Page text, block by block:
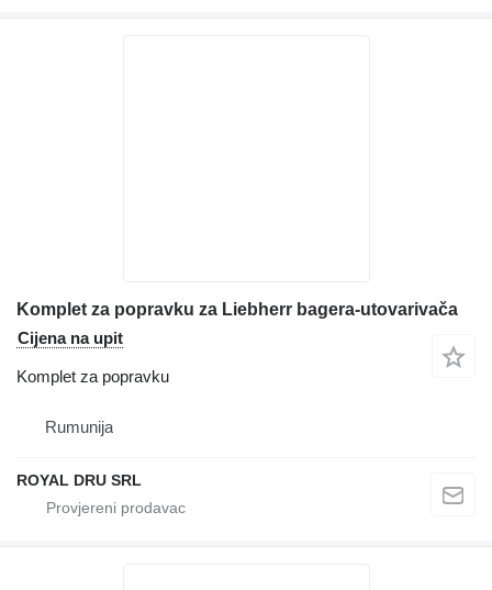
Komplet za popravku za Liebherr bagera-utovarivača
Cijena na upit
Komplet za popravku
Rumunija
ROYAL DRU SRL